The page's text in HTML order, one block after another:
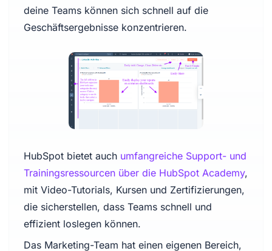
deine Teams können sich schnell auf die
Geschäftsergebnisse konzentrieren.
HubSpot bietet auch umfangreiche Support- und
Trainingsressourcen über die HubSpot Academy,
mit Video-Tutorials, Kursen und Zertifizierungen,
die sicherstellen, dass Teams schnell und
effizient loslegen können.
Das Marketing-Team hat einen eigenen Bereich,